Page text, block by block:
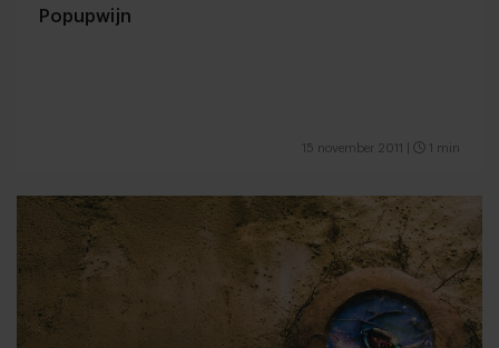
Popupwijn
15 november 2011 1 min